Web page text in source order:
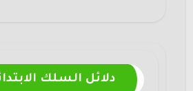
دلائل السلك